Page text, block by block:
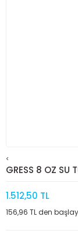
<
GRESS 8 OZ SU
1.512,50 TL
156,96 TL den